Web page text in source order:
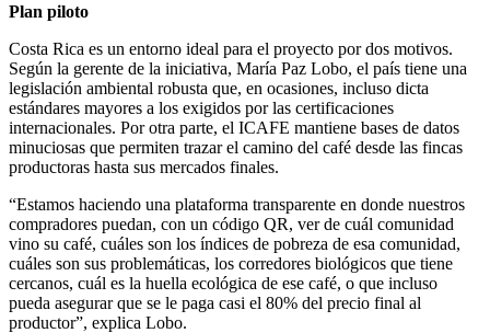
Plan piloto
Costa Rica es un entorno ideal para el proyecto por dos motivos.
Según la gerente de la iniciativa, María Paz Lobo, el país tiene una
legislación ambiental robusta que, en ocasiones, incluso dicta
estándares mayores a los exigidos por las certificaciones
internacionales. Por otra parte, el ICAFE mantiene bases de datos
minuciosas que permiten trazar el camino del café desde las fincas
productoras hasta sus mercados finales.
“Estamos haciendo una plataforma transparente en donde nuestros
compradores puedan, con un código QR, ver de cuál comunidad
vino su café, cuáles son los índices de pobreza de esa comunidad,
cuáles son sus problemáticas, los corredores biológicos que tiene
cercanos, cuál es la huella ecológica de ese café, o que incluso
pueda asegurar que se le paga casi el 80% del precio final al
productor”, explica Lobo.